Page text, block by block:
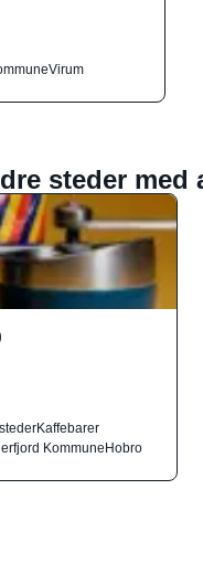
Virum
steder med
Kaffebarer
KommuneHobro